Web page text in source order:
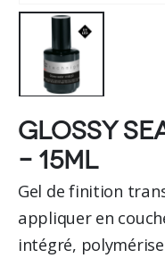
Glossy
– 15ml
Gel de finition
appliquer en
intégré,